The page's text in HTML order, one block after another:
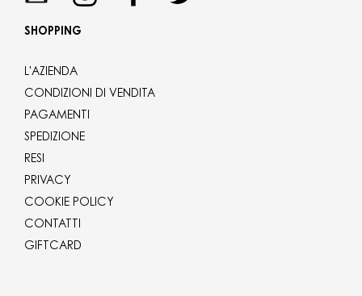
SHOPPING
L'AZIENDA
CONDIZIONI DI VENDITA
PAGAMENTI
SPEDIZIONE
RESI
PRIVACY
COOKIE POLICY
CONTATTI
GIFTCARD